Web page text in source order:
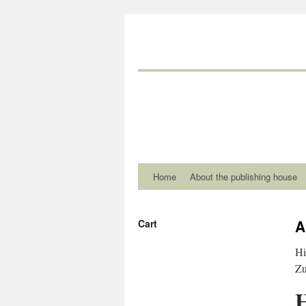
Home About the publishing house
Cart